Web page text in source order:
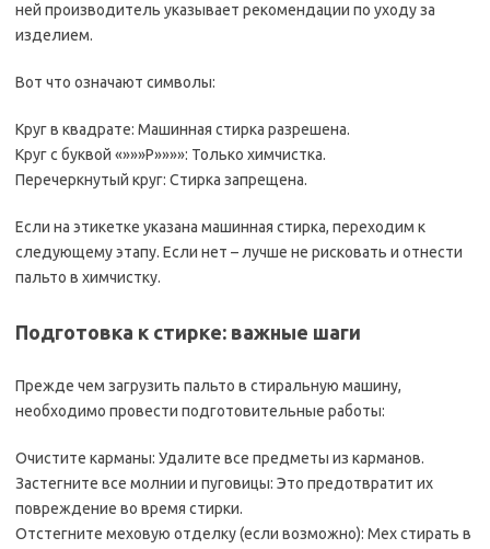
ней производитель указывает рекомендации по уходу за
изделием.
Вот что означают символы:
Круг в квадрате: Машинная стирка разрешена.
Круг с буквой «»»»P»»»»: Только химчистка.
Перечеркнутый круг: Стирка запрещена.
Если на этикетке указана машинная стирка, переходим к
следующему этапу. Если нет – лучше не рисковать и отнести
пальто в химчистку.
Подготовка к стирке: важные шаги
Прежде чем загрузить пальто в стиральную машину,
необходимо провести подготовительные работы:
Очистите карманы: Удалите все предметы из карманов.
Застегните все молнии и пуговицы: Это предотвратит их
повреждение во время стирки.
Отстегните меховую отделку (если возможно): Мех стирать в